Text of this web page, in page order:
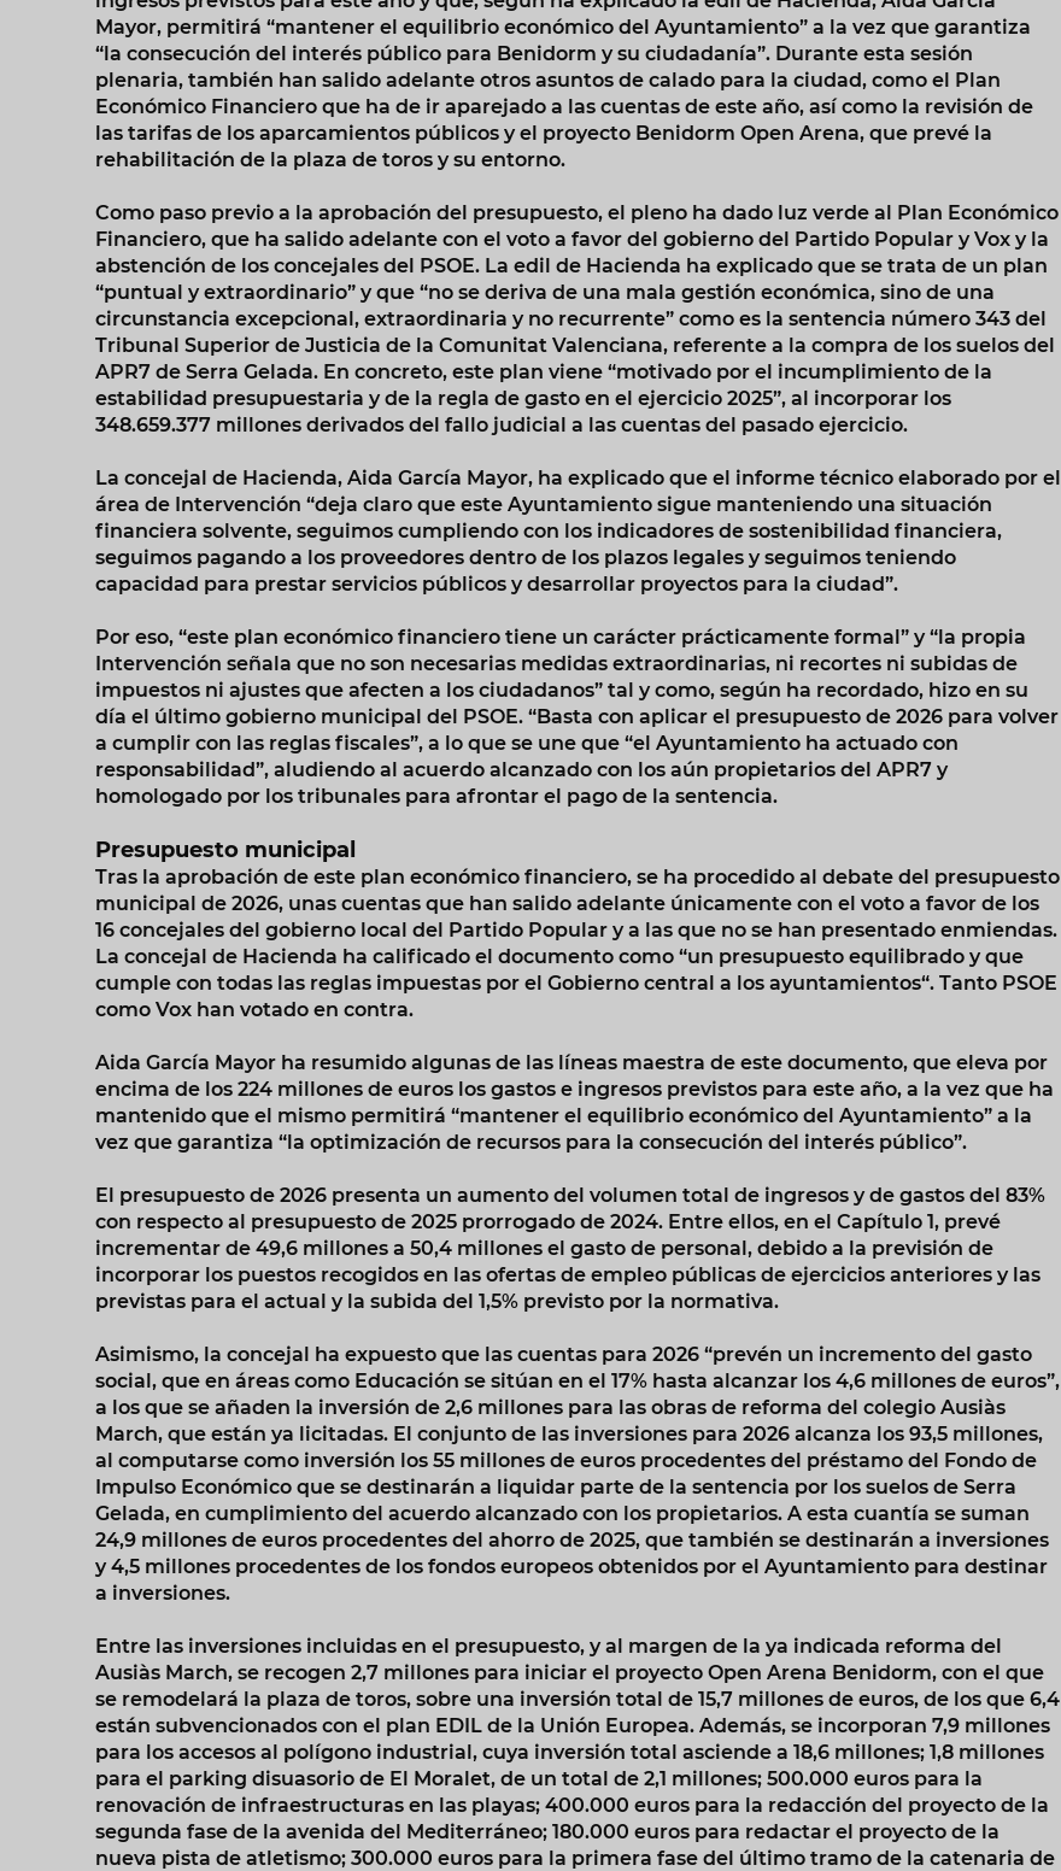
Mayor, permitirá “mantener el equilibrio económico del Ayuntamiento” a la vez que garantiza
“la consecución del interés público para Benidorm y su ciudadanía”. Durante esta sesión
plenaria, también han salido adelante otros asuntos de calado para la ciudad, como el Plan
Económico Financiero que ha de ir aparejado a las cuentas de este año, así como la revisión de
las tarifas de los aparcamientos públicos y el proyecto Benidorm Open Arena, que prevé la
rehabilitación de la plaza de toros y su entorno.
Como paso previo a la aprobación del presupuesto, el pleno ha dado luz verde al Plan Económico
Financiero, que ha salido adelante con el voto a favor del gobierno del Partido Popular y Vox y la
abstención de los concejales del PSOE. La edil de Hacienda ha explicado que se trata de un plan
“puntual y extraordinario” y que “no se deriva de una mala gestión económica, sino de una
circunstancia excepcional, extraordinaria y no recurrente” como es la sentencia número 343 del
Tribunal Superior de Justicia de la Comunitat Valenciana, referente a la compra de los suelos del
APR7 de Serra Gelada. En concreto, este plan viene “motivado por el incumplimiento de la
estabilidad presupuestaria y de la regla de gasto en el ejercicio 2025”, al incorporar los
348.659.377 millones derivados del fallo judicial a las cuentas del pasado ejercicio.
La concejal de Hacienda, Aida García Mayor, ha explicado que el informe técnico elaborado por el
área de Intervención “deja claro que este Ayuntamiento sigue manteniendo una situación
financiera solvente, seguimos cumpliendo con los indicadores de sostenibilidad financiera,
seguimos pagando a los proveedores dentro de los plazos legales y seguimos teniendo
capacidad para prestar servicios públicos y desarrollar proyectos para la ciudad”.
Por eso, “este plan económico financiero tiene un carácter prácticamente formal” y “la propia
Intervención señala que no son necesarias medidas extraordinarias, ni recortes ni subidas de
impuestos ni ajustes que afecten a los ciudadanos” tal y como, según ha recordado, hizo en su
día el último gobierno municipal del PSOE. “Basta con aplicar el presupuesto de 2026 para volver
a cumplir con las reglas fiscales”, a lo que se une que “el Ayuntamiento ha actuado con
responsabilidad”, aludiendo al acuerdo alcanzado con los aún propietarios del APR7 y
homologado por los tribunales para afrontar el pago de la sentencia.
Presupuesto municipal
Tras la aprobación de este plan económico financiero, se ha procedido al debate del presupuesto
municipal de 2026, unas cuentas que han salido adelante únicamente con el voto a favor de los
16 concejales del gobierno local del Partido Popular y a las que no se han presentado enmiendas.
La concejal de Hacienda ha calificado el documento como “un presupuesto equilibrado y que
cumple con todas las reglas impuestas por el Gobierno central a los ayuntamientos“. Tanto PSOE
como Vox han votado en contra.
Aida García Mayor ha resumido algunas de las líneas maestra de este documento, que eleva por
encima de los 224 millones de euros los gastos e ingresos previstos para este año, a la vez que ha
mantenido que el mismo permitirá “mantener el equilibrio económico del Ayuntamiento” a la
vez que garantiza “la optimización de recursos para la consecución del interés público”.
El presupuesto de 2026 presenta un aumento del volumen total de ingresos y de gastos del 83%
con respecto al presupuesto de 2025 prorrogado de 2024. Entre ellos, en el Capítulo 1, prevé
incrementar de 49,6 millones a 50,4 millones el gasto de personal, debido a la previsión de
incorporar los puestos recogidos en las ofertas de empleo públicas de ejercicios anteriores y las
previstas para el actual y la subida del 1,5% previsto por la normativa.
Asimismo, la concejal ha expuesto que las cuentas para 2026 “prevén un incremento del gasto
social, que en áreas como Educación se sitúan en el 17% hasta alcanzar los 4,6 millones de euros”,
a los que se añaden la inversión de 2,6 millones para las obras de reforma del colegio Ausiàs
March, que están ya licitadas. El conjunto de las inversiones para 2026 alcanza los 93,5 millones,
al computarse como inversión los 55 millones de euros procedentes del préstamo del Fondo de
Impulso Económico que se destinarán a liquidar parte de la sentencia por los suelos de Serra
Gelada, en cumplimiento del acuerdo alcanzado con los propietarios. A esta cuantía se suman
24,9 millones de euros procedentes del ahorro de 2025, que también se destinarán a inversiones
y 4,5 millones procedentes de los fondos europeos obtenidos por el Ayuntamiento para destinar
a inversiones.
Entre las inversiones incluidas en el presupuesto, y al margen de la ya indicada reforma del
Ausiàs March, se recogen 2,7 millones para iniciar el proyecto Open Arena Benidorm, con el que
se remodelará la plaza de toros, sobre una inversión total de 15,7 millones de euros, de los que 6,4
están subvencionados con el plan EDIL de la Unión Europea. Además, se incorporan 7,9 millones
para los accesos al polígono industrial, cuya inversión total asciende a 18,6 millones; 1,8 millones
para el parking disuasorio de El Moralet, de un total de 2,1 millones; 500.000 euros para la
renovación de infraestructuras en las playas; 400.000 euros para la redacción del proyecto de la
segunda fase de la avenida del Mediterráneo; 180.000 euros para redactar el proyecto de la
nueva pista de atletismo; 300.000 euros para la primera fase del último tramo de la catenaria de